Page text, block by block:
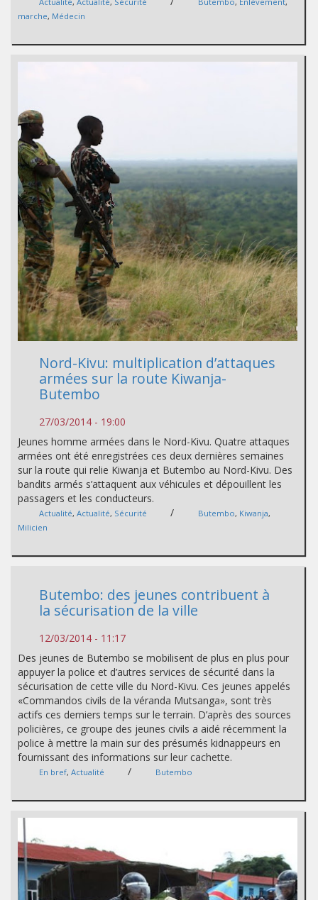
marche, Médecin
Nord-Kivu: multiplication d’attaques
armées sur la route Kiwanja-
Butembo
27/03/2014 - 19:00
Jeunes homme armées dans le Nord-Kivu. Quatre attaques
armées ont été enregistrées ces deux dernières semaines
sur la route qui relie Kiwanja et Butembo au Nord-Kivu. Des
bandits armés s’attaquent aux véhicules et dépouillent les
passagers et les conducteurs.
Actualité, Actualité, Sécurité / Butembo, Kiwanja,
Milicien
Butembo: des jeunes contribuent à
la sécurisation de la ville
12/03/2014 - 11:17
Des jeunes de Butembo se mobilisent de plus en plus pour
appuyer la police et d’autres services de sécurité dans la
sécurisation de cette ville du Nord-Kivu. Ces jeunes appelés
«Commandos civils de la véranda Mutsanga», sont très
actifs ces derniers temps sur le terrain. D’après des sources
policières, ce groupe des jeunes civils a aidé récemment la
police à mettre la main sur des présumés kidnappeurs en
fournissant des informations sur leur cachette.
En bref, Actualité / Butembo